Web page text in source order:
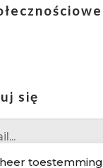
toestemming
się